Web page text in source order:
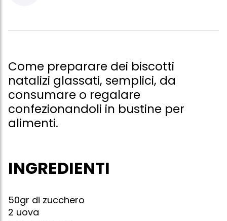
Come preparare dei biscotti
natalizi glassati, semplici, da
consumare o regalare
confezionandoli in bustine per
alimenti.
INGREDIENTI
50gr di zucchero
2 uova